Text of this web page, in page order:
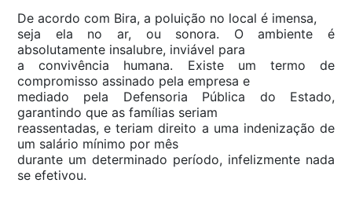
De acordo com Bira, a poluição no local é imensa,
seja ela no ar, ou sonora. O ambiente é
absolutamente insalubre, inviável para
a convivência humana. Existe um termo de
compromisso assinado pela empresa e
mediado pela Defensoria Pública do Estado,
garantindo que as famílias seriam
reassentadas, e teriam direito a uma indenização de
um salário mínimo por mês
durante um determinado período, infelizmente nada
se efetivou.